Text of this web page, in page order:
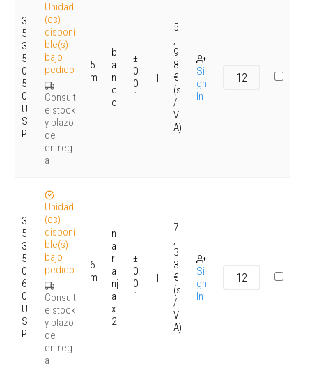
3
5
3
5
0
5
0
U
S
P
Unidad
(es)
disponi
ble(s)
bajo
pedido
Consult
e stock
y plazo
de
entreg
a
5
m
l
bl
a
n
c
o
±
0.
0
1
1
5
,
9
8
€
(s
/I
V
A)
Si
gn
In
3
5
3
5
0
6
0
U
S
P
Unidad
(es)
disponi
ble(s)
bajo
pedido
Consult
e stock
y plazo
de
entreg
a
6
m
l
n
a
r
a
nj
a
x
2
±
0.
0
1
1
7
,
3
3
€
(s
/I
V
A)
Si
gn
In